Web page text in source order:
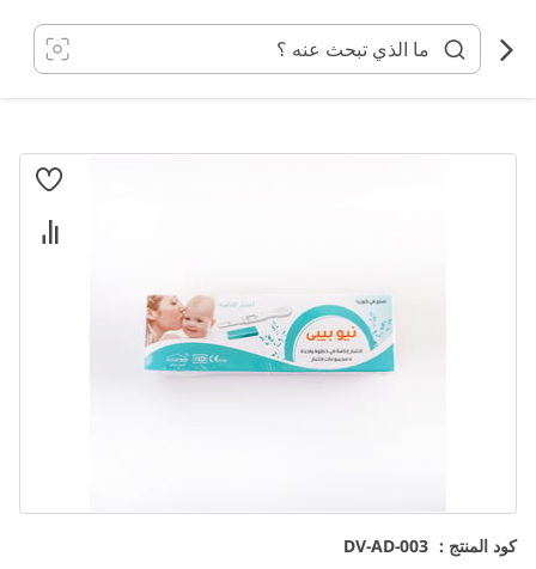
المحتوى
كود المنتج : DV-AD-003
انتقل
تخطي